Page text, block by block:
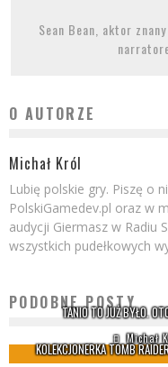
Sean Bean, aktor
O AUTORZE
Michał Król
Lubię polskie gry. Piszę o
PolskiGamedev.pl oraz w
audycji Giermasz w Radiu
wszystkich pudełkowych
PODOBNE POSTY
TANIO TO JUŻ BYŁO.
Michał
KOLEKCJONERKA TOMB